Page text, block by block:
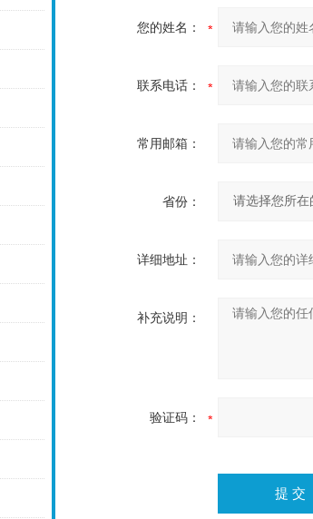
您的姓名：
联系电话：
常用邮箱：
省份：
详细地址：
补充说明：
验证码：